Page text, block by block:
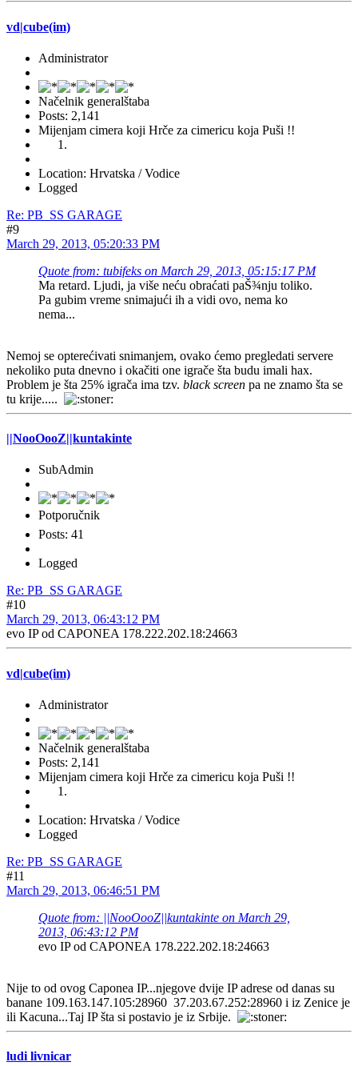
vd|cube(im)
Administrator
Načelnik generalštaba
Posts: 2,141
Mijenjam cimera koji Hrče za cimericu koja Puši !!
Location: Hrvatska / Vodice
Logged
Re: PB_SS GARAGE
#9
March 29, 2013, 05:20:33 PM
Quote from: tubifeks on March 29, 2013, 05:15:17 PM
Ma retard. Ljudi, ja više neću obraćati paŠ¾nju toliko.
Pa gubim vreme snimajući ih a vidi ovo, nema ko
nema...
Nemoj se opterećivati snimanjem, ovako ćemo pregledati servere
nekoliko puta dnevno i okačiti one igrače šta budu imali hax.
Problem je šta 25% igrača ima tzv. black screen pa ne znamo šta se
tu krije.....
||NooOooZ||kuntakinte
SubAdmin
Potporučnik
Posts: 41
Logged
Re: PB_SS GARAGE
#10
March 29, 2013, 06:43:12 PM
evo IP od CAPONEA 178.222.202.18:24663
vd|cube(im)
Administrator
Načelnik generalštaba
Posts: 2,141
Mijenjam cimera koji Hrče za cimericu koja Puši !!
Location: Hrvatska / Vodice
Logged
Re: PB_SS GARAGE
#11
March 29, 2013, 06:46:51 PM
Quote from: ||NooOooZ||kuntakinte on March 29,
2013, 06:43:12 PM
evo IP od CAPONEA 178.222.202.18:24663
Nije to od ovog Caponea IP...njegove dvije IP adrese od danas su
banane 109.163.147.105:28960 37.203.67.252:28960 i iz Zenice je
ili Kacuna...Taj IP šta si postavio je iz Srbije.
ludi livnicar